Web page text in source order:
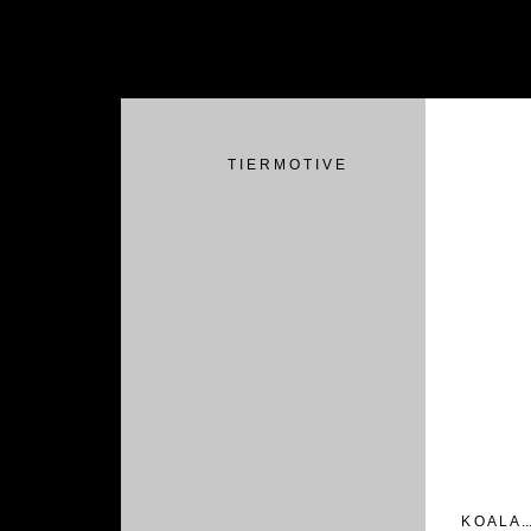
T I E R M O T I V E
K O A L A